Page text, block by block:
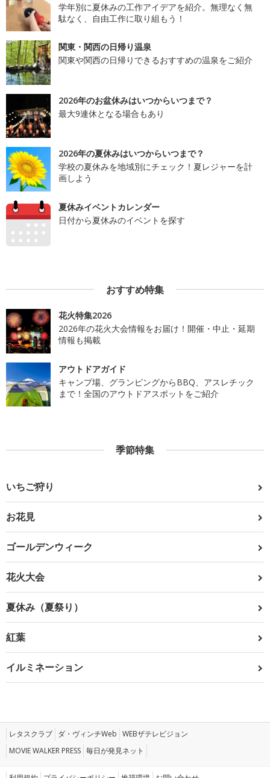
学年別に夏休みの工作アイデアを紹介。無理なく無
駄なく、自由工作に取り組もう！
関東・関西の日帰り温泉
関東や関西の日帰りできるおすすめの温泉をご紹介
2026年のお盆休みはいつからいつまで？
最大9連休となる場合もあり
2026年の夏休みはいつからいつまで？
学校の夏休みを地域別にチェック！夏レジャーを計
画しよう
夏休みイベントカレンダー
日付から夏休みのイベントを探す
おすすめ特集
花火特集2026
2026年の花火大会情報をお届け！開催・中止・延期
情報も掲載
アウトドアガイド
キャンプ場、グランピングからBBQ、アスレチック
まで！全国のアウトドアスポットをご紹介
季節特集
いちご狩り
お花見
ゴールデンウィーク
花火大会
夏休み（夏祭り）
紅葉
イルミネーション
レタスクラブ ダ・ヴィンチWeb WEBザテレビジョン
MOVIE WALKER PRESS 毎日が発見ネット